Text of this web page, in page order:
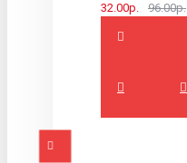
32.00р. 96.00р.